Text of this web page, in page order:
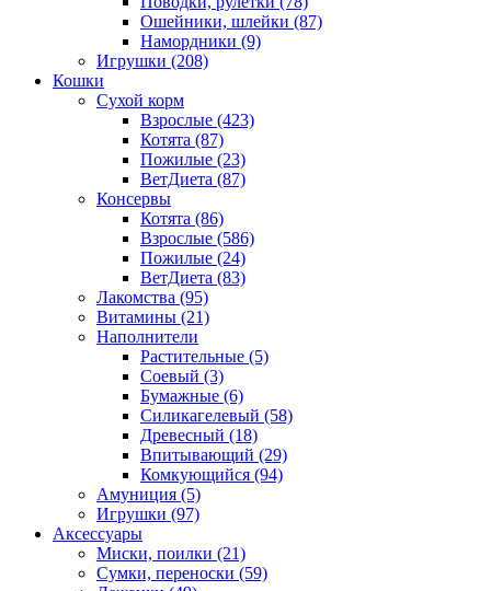
Ошейники, шлейки (87)
Намордники (9)
Игрушки (208)
Кошки
Сухой корм
Взрослые (423)
Котята (87)
Пожилые (23)
ВетДиета (87)
Консервы
Котята (86)
Взрослые (586)
Пожилые (24)
ВетДиета (83)
Лакомства (95)
Витамины (21)
Наполнители
Растительные (5)
Соевый (3)
Бумажные (6)
Силикагелевый (58)
Древесный (18)
Впитывающий (29)
Комкующийся (94)
Амуниция (5)
Игрушки (97)
Аксессуары
Миски, поилки (21)
Сумки, переноски (59)